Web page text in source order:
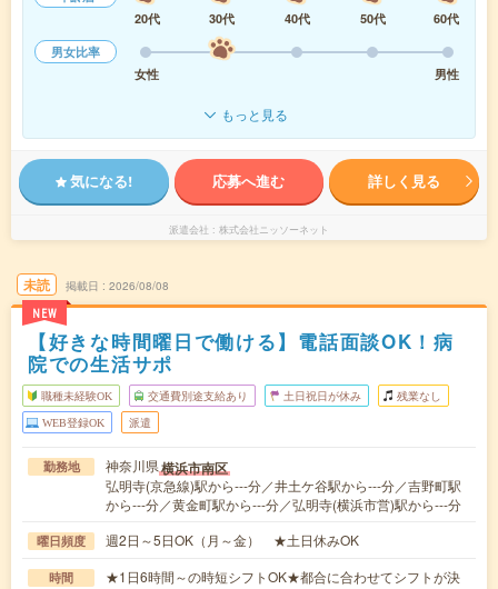
20代
30代 40代 50代
60代
男女比率
女性
男性
もっと見る
気になる! 応募へ進む 詳しく見る
派遣会社 株式会社ニッソーネット
未読
NEW
掲載日 2026/08/08
【好きな時間曜日で働ける】電話面談OK！病
院での生活サポ
職種未経験OK 交通費別途支給あり 土日祝日が休み 残業なし
WEB登録OK 派遣
勤務地 神奈川県横浜市南区
弘明寺(京急線)駅から---分／井土ケ谷駅から---分／吉野町駅
から---分／黄金町駅から---分／弘明寺(横浜市営)駅から---分
曜日頻度 週2日～5日OK（月～金） ★土日休みOK
時間
★1日6時間～の時短シフトOK★都合に合わせてシフトが決